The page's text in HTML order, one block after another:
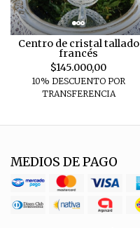
Centro de cristal tallado
francés
$145.000,00
10% DESCUENTO POR
TRANSFERENCIA
MEDIOS DE PAGO